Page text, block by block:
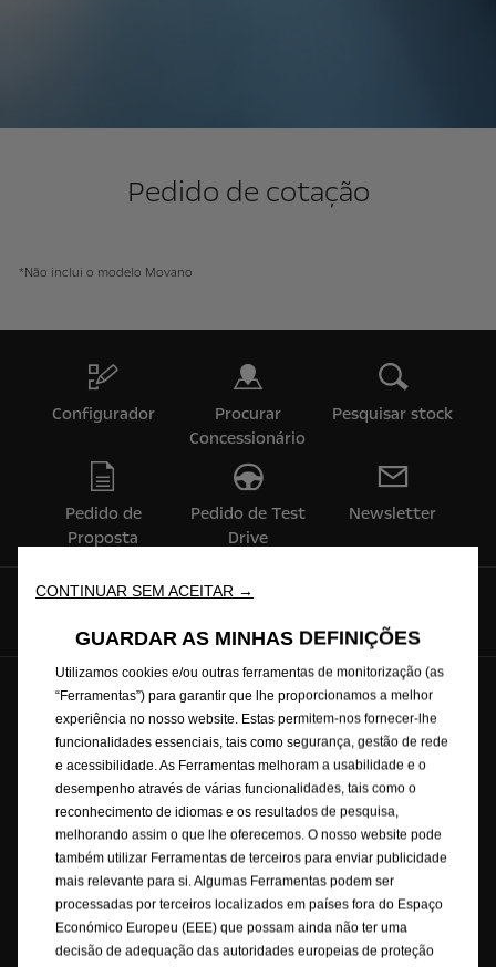
Pedido de cotação
*Não inclui o modelo Movano
Configurador
Procurar
Concessionário
Pesquisar stock
Pedido de
Proposta
Pedido de Test
Drive
Newsletter
© Opel 2026
Marca registada e direitos de autor
Política de Privacidade
Política de Cookies
Consumos de combustível
Aviso Legal
Reciclagem
Opel Internacional
Contacte-nos
Consentimento Cookies
Acessibilidade
Este website/aplicação é propriedade da Opel Automobile GmbH com
sede social em Bahnhofsplatz, 65423 Rüsselsheim am Main, Alemanha,
com CIF/NIF DE 287264581. O website/aplicação é operado pela Stellantis
Portugal, S.A., com NIF 502995912, Rua Vasco da Gama, 20 | 2685-244
CONTINUAR SEM ACEITAR →
GUARDAR AS MINHAS DEFINIÇÕES
Utilizamos cookies e/ou outras ferramentas de monitorização (as
“Ferramentas”) para garantir que lhe proporcionamos a melhor
experiência no nosso website. Estas permitem-nos fornecer-lhe
funcionalidades essenciais, tais como segurança, gestão de rede
e acessibilidade. As Ferramentas melhoram a usabilidade e o
desempenho através de várias funcionalidades, tais como o
reconhecimento de idiomas e os resultados de pesquisa,
melhorando assim o que lhe oferecemos. O nosso website pode
também utilizar Ferramentas de terceiros para enviar publicidade
mais relevante para si. Algumas Ferramentas podem ser
processadas por terceiros localizados em países fora do Espaço
Económico Europeu (EEE) que possam ainda não ter uma
decisão de adequação das autoridades europeias de proteção